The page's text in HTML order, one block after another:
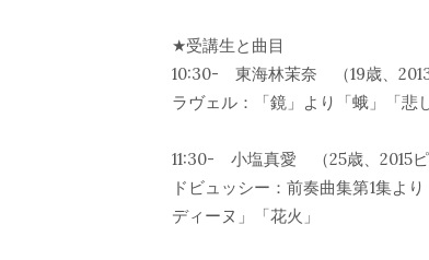
★受講生と曲目
10:30- 東海林茉奈 （19歳、2013
ラヴェル：「鏡」より「蛾」「悲
11:30- 小塩真愛 （25歳、2015ピ
ドビュッシー：前奏曲集第1集よ
ディーヌ」「花火」